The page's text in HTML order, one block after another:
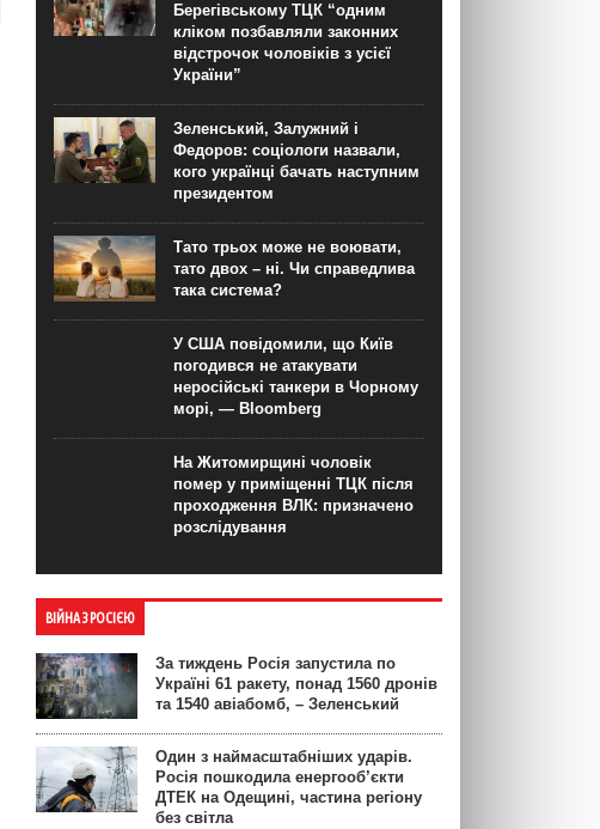
Берегівському ТЦК “одним
кліком позбавляли законних
відстрочок чоловіків з усієї
України”
Зеленський, Залужний і
Федоров: соціологи назвали,
кого українці бачать наступним
президентом
Тато трьох може не воювати,
тато двох – ні. Чи справедлива
така система?
У США повідомили, що Київ
погодився не атакувати
неросійські танкери в Чорному
морі, — Bloomberg
На Житомирщині чоловік
помер у приміщенні ТЦК після
проходження ВЛК: призначено
розслідування
ВІЙНА З РОСІЄЮ
За тиждень Росія запустила по
Україні 61 ракету, понад 1560 дронів
та 1540 авіабомб, – Зеленський
Один з наймасштабніших ударів.
Росія пошкодила енергооб’єкти
ДТЕК на Одещині, частина регіону
без світла